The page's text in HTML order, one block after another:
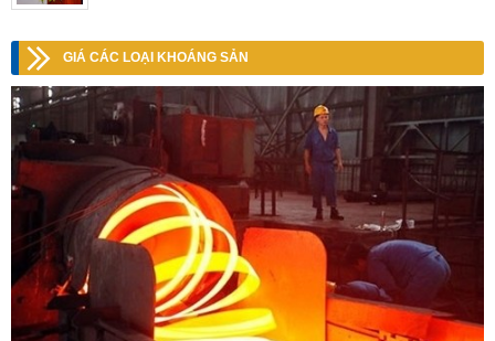
GIÁ CÁC LOẠI KHOÁNG SẢN